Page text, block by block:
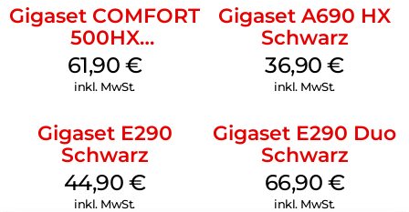
Gigaset COMFORT
500HX
Silber/Schwarz
61,90 €
inkl. MwSt.
Gigaset A690 HX
Schwarz
36,90€
inkl. MwSt.
Gigaset E290
Schwarz
44,90 €
inkl. MwSt.
Gigaset E290 Duo
Schwarz
66,90 €
inkl. MwSt.